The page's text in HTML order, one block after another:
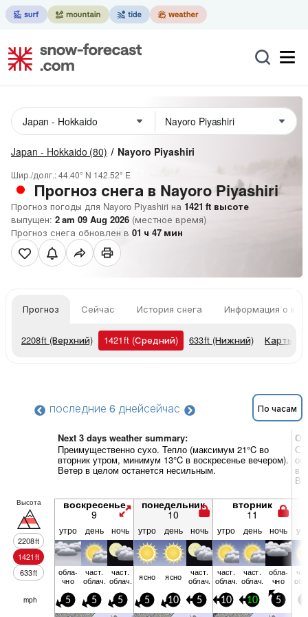
Japan - Hokkaido (80) Nayoro Piyashiri
Шир./долг.:44.40° N 142.52° E
Прогноз снега в Nayoro Piyashiri
Прогноз погоды для Nayoro Piyashiri на 1421 ft высоте
выпущен: 2 am 09 Aug 2026 (местное время)
Прогноз снега обновлен в 01 ч 47 мин
Прогноз Сейчас История снега Информация о
2208ft (Верхний) 1421ft (Средний) 633ft (Нижний) Карты
последние 6 днейсейчас По часам
Next 3 days weather summary:
Преимущественно сухо. Тепло (максимум 21°C во
вторник утром, минимум 13°C в воскресенье вечером).
Ветер в целом останется несильным. в
Высота
2208ft
1421ft
633ft
воскресенье
9
понедельник
10
вторник
11
утро день ночь утро день ночь утро день ночь
обла­
чно
част.
облач.
част.
облач. ясно ясно част.
облач.
част.
облач.
част.
облач.
обла­
чно
mph 5 5 5 5 10 5 10 10 5